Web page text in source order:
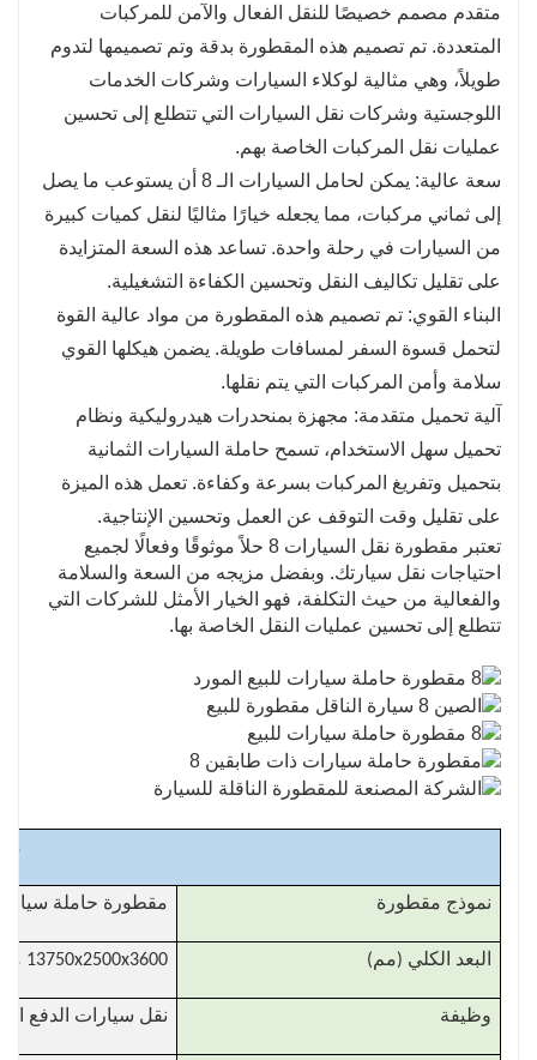
مواد وهندسة قوية لتحمل قسوة النقل لمسافات طويلة، مما
يضمن طول العمر والموثوقية.
كفاءة التحميل والتفريغ: تتميز العديد من حاملات السيارات
الثمانية بأنظمة هيدروليكية أو منحدرات تسهل التحميل
والتفريغ السريع، مما يقلل من أوقات التسليم.
متقدم مصمم خصيصًا للنقل الفعال والآمن للمركبات
المتعددة. تم تصميم هذه المقطورة بدقة وتم تصميمها لتدوم
طويلاً، وهي مثالية لوكلاء السيارات وشركات الخدمات
اللوجستية وشركات نقل السيارات التي تتطلع إلى تحسين
عمليات نقل المركبات الخاصة بهم.
سعة عالية: يمكن لحامل السيارات الـ 8 أن يستوعب ما يصل
إلى ثماني مركبات، مما يجعله خيارًا مثاليًا لنقل كميات كبيرة
من السيارات في رحلة واحدة. تساعد هذه السعة المتزايدة
على تقليل تكاليف النقل وتحسين الكفاءة التشغيلية.
البناء القوي: تم تصميم هذه المقطورة من مواد عالية القوة
لتحمل قسوة السفر لمسافات طويلة. يضمن هيكلها القوي
سلامة وأمن المركبات التي يتم نقلها.
آلية تحميل متقدمة: مجهزة بمنحدرات هيدروليكية ونظام
تحميل سهل الاستخدام، تسمح حاملة السيارات الثمانية
بتحميل وتفريغ المركبات بسرعة وكفاءة. تعمل هذه الميزة
على تقليل وقت التوقف عن العمل وتحسين الإنتاجية.
تعتبر مقطورة نقل السيارات 8 حلاً موثوقًا وفعالًا لجميع
احتياجات نقل سيارتك. وبفضل مزيجه من السعة والسلامة
والفعالية من حيث التكلفة، فهو الخيار الأمثل للشركات التي
تتطلع إلى تحسين عمليات النقل الخاصة بها.
نموذج مقطورة مقطورة حاملة سيارات 3
البعد الكلي (مم) 13750x2500x3600 ملم
وظيفة نقل سيارات الدفع